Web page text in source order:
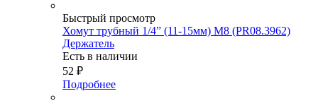
Быстрый просмотр
Хомут трубный 1/4” (11-15мм) М8 (PR08.3962)
Держатель
Есть в наличии
52 ₽
Подробнее